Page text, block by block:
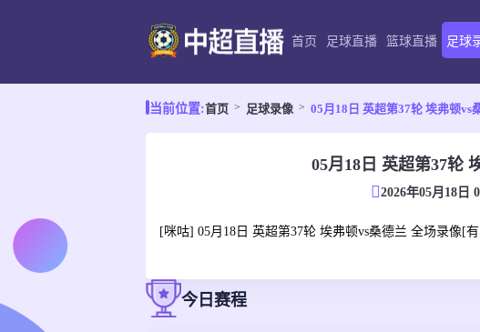
首页 足球直播 篮球直播 足球
当前位置:首页 足球录像 05月18日 英超第37轮 埃弗顿vs
05月18日 英超第37轮
2026年05月18日
[咪咕] 05月18日 英超第37轮 埃弗顿vs桑德兰 全场录像[
今日赛程